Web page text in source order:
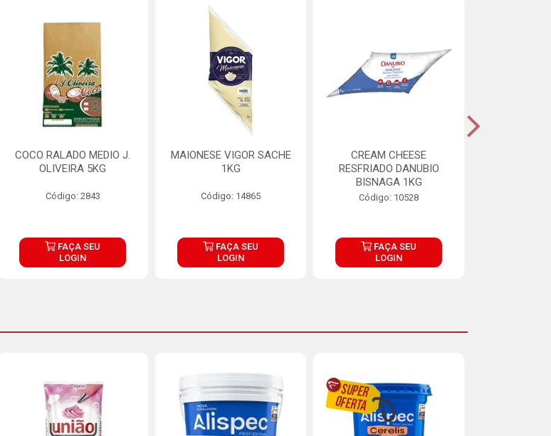
COCO RALADO MEDIO J.
OLIVEIRA 5KG
Código: 2843
FAÇA SEU
LOGIN
MAIONESE VIGOR SACHE
1KG
Código: 14865
FAÇA SEU
LOGIN
CREAM CHEESE
RESFRIADO DANUBIO
BISNAGA 1KG
Código: 10528
FAÇA SEU
LOGIN